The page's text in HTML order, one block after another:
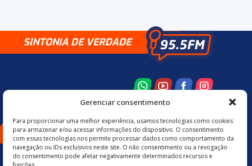
Gerenciar consentimento
Para proporcionar uma melhor experiência, usamos tecnologias como cookies
para armazenar e/ou acessar informações do dispositivo. O consentimento
com essas tecnologias nos permite processar dados como comportamento da
navegação ou IDs exclusivos neste site. O não consentimento ou a revogação
do consentimento pode afetar negativamente determinados recursos e
SINTONIA DE VERDADE
48 3524-0137 48 9880-84667